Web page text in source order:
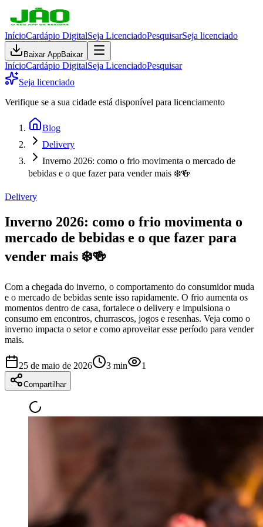
InícioCardápio DigitalSeja LicenciadoPesquisarSeja licenciado
Baixar AppBaixar
InícioCardápio DigitalSeja LicenciadoPesquisar
Seja licenciado
Verifique se a sua cidade está disponível para licenciamento
Blog
Delivery
Inverno 2026: como o frio movimenta o mercado de
bebidas e o que fazer para vender mais ❄️🍻
Delivery
Inverno 2026: como o frio movimenta o
mercado de bebidas e o que fazer para
vender mais ❄️🍻
Com a chegada do inverno, o comportamento do consumidor muda
e o mercado de bebidas sente isso rapidamente. O frio aumenta os
momentos dentro de casa, fortalece o delivery e impulsiona o
consumo em encontros, churrascos, jogos e resenhas. Veja como o
inverno impacta o setor e como aproveitar esse período para vender
mais.
25 de maio de 2026 3 min 1
Compartilhar